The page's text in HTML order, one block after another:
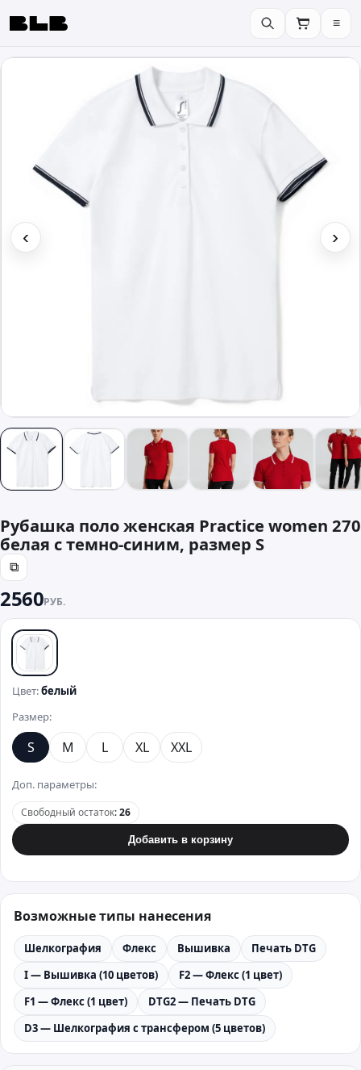
BLB ≡
‹ ›
Рубашка поло женская Practice women 270
белая с темно-синим, размер S
⧉
2560РУБ.
белый
Цвет:белый
Размер:
S M L XL XXL
Доп. параметры:
Свободный остаток:26
Добавить в корзину
Возможные типы нанесения
Шелкография Флекс Вышивка
Печать DTG
I — Вышивка (10 цветов)
F2 — Флекс (1 цвет)
F1 — Флекс (1 цвет)
DTG2 — Печать DTG
D3 — Шелкография с трансфером (5 цветов)